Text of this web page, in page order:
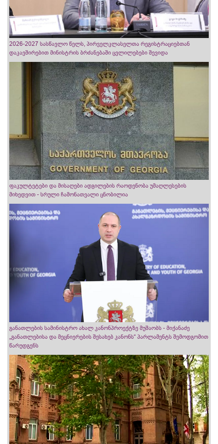
2026-2027 სასწავლო წელს, პირველკლასელთა რეგისტრაციებთან
დაკავშირებით მინისტრის ბრძანებაში ცვლილებები შევიდა
ფაკულტეტები და მისაღები ადგილების რაოდენობა უმაღლესების
მიხედვით - სრული ჩამონათვალი ცნობილია
განათლების სამინისტრო ახალ კანონპროექტზე მუშაობს - მიქანაძე
„განათლებისა და მეცნიერების შესახებ კანონს“ პარლამენტს შემოდგომით
წარუდგენს